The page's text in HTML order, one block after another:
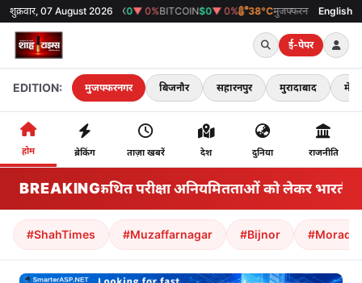
शुक्रवार, 07 August 2026
▼ 0%SENSEX0▼ 0%BITCOIN$0▼ 0% 38°Cमुजफ्फरनगर English
ई-पेपर
EDITION: मुजफ्फरनगर बिजनौर सहारनपुर मुरादाबाद मेरठ
होम ब्रेकिंग ताज़ा खबरें देश दुनिया राजनीति
BREAKING
झारखंड: कथित परीक्षा अनियमितताओं को लेकर भारतीय
#ShahTimes #Muzaffarnagar #Bijnor